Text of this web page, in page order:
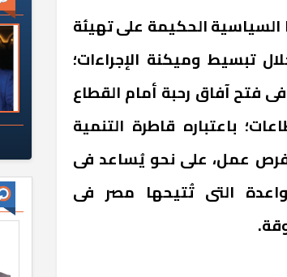
السياسية الحكيمة على تهيئة
تبسيط وميكنة الإجراءات؛
فتح آفاق رحبة أمام القطاع
باعتباره قاطرة التنمية
بفرص عمل، على نحو يُساعد فى
التى تُتيحها مصر فى